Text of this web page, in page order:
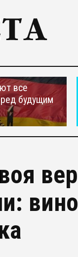
все
будущим